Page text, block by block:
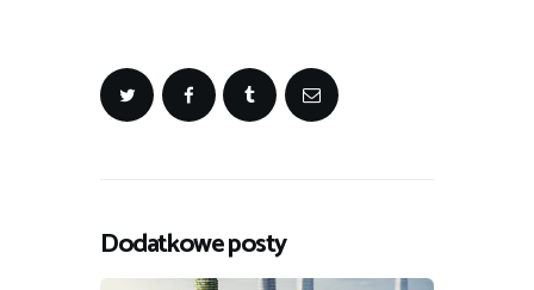
Dodatkowe posty